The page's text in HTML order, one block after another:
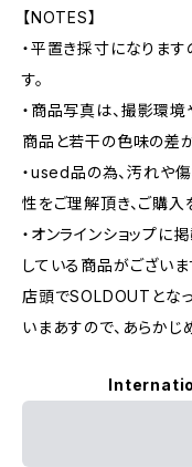
【NOTES】
・平置き採寸になりま
す。
・商品写真は、撮影環
商品と若干の色味の差
・used品の為、汚れや
性をご理解頂き、ご購入
・オンラインショップに
している商品がございま
店頭でSOLDOUTとな
いまあすので、あらかじ